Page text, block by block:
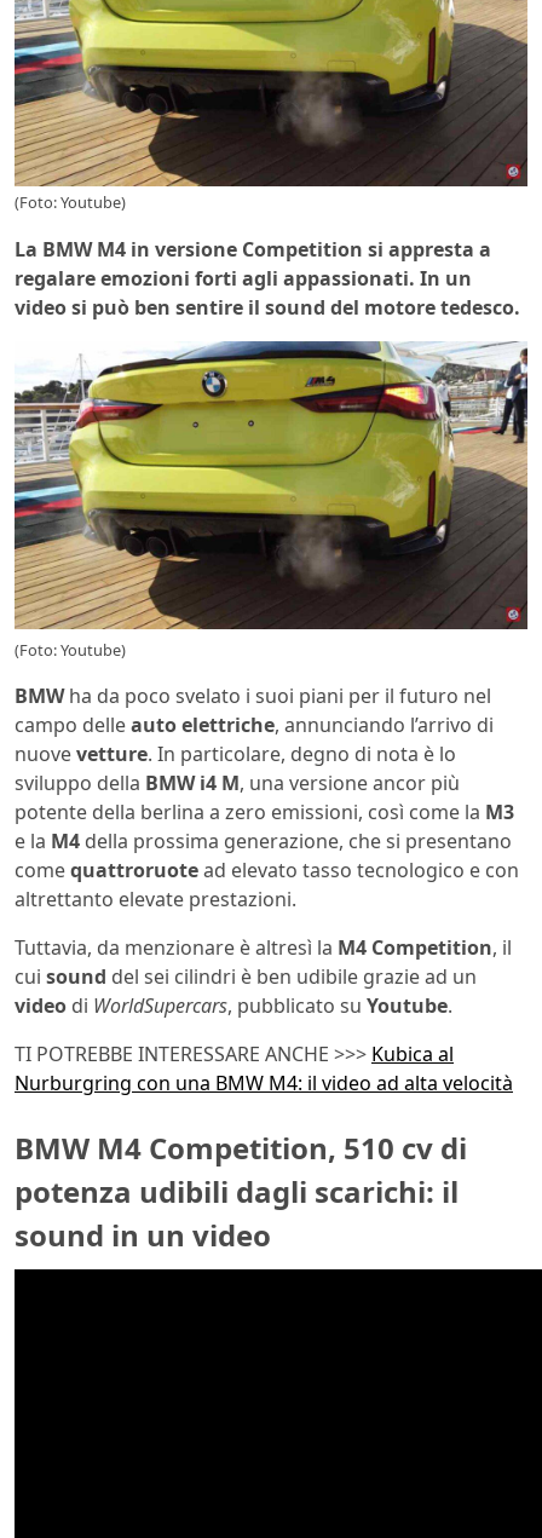
(Foto: Youtube)
La BMW M4 in versione Competition si appresta a
regalare emozioni forti agli appassionati. In un
video si può ben sentire il sound del motore tedesco.
(Foto: Youtube)
BMWha da poco svelato i suoi piani per il futuro nel
campo delleautoelettriche, annunciando l’arrivo di
nuovevetture. In particolare, degno di nota è lo
sviluppo della BMW i4 M, una versione ancor più
potente della berlina a zero emissioni, così come la M3
e la M4 della prossima generazione, che si presentano
comequattroruotead elevato tasso tecnologico e con
altrettanto elevate prestazioni.
Tuttavia, da menzionare è altresì la M4 Competition, il
cui sound del sei cilindri è ben udibile grazie ad un
video di WorldSupercars, pubblicato su Youtube.
TI POTREBBE INTERESSARE ANCHE >>> Kubica al
Nurburgring con una BMW M4: il video ad alta velocità
BMW M4 Competition, 510 cv di
potenza udibili dagli scarichi: il
sound in un video